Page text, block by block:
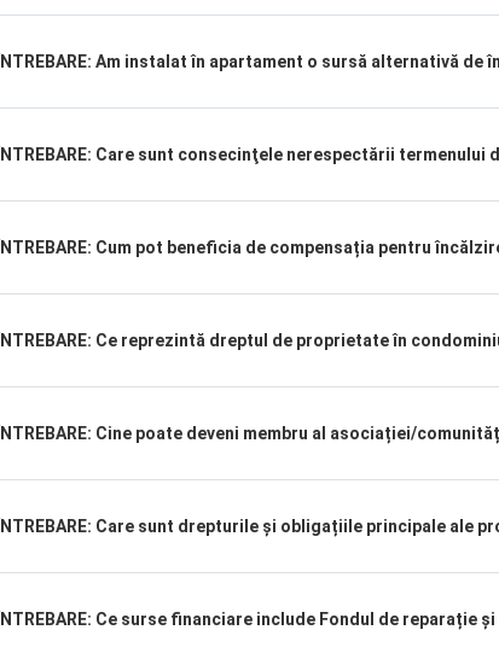
ÎNTREBARE: Am instalat în apartament o sursă alternativă
ÎNTREBARE: Care sunt consecinţele nerespectării
ÎNTREBARE: Cum pot beneficia de compensația pentru
ÎNTREBARE: Ce reprezintă dreptul de proprietate în
ÎNTREBARE: Cine poate deveni membru al asociației/
ÎNTREBARE: Care sunt drepturile și obligațiile principale ale
ÎNTREBARE: Ce surse financiare include Fondul de reparație